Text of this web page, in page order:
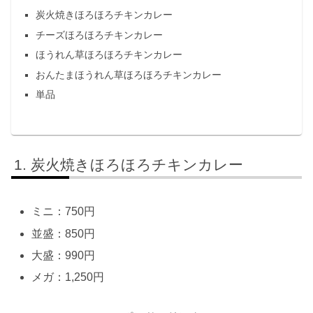
炭火焼きほろほろチキンカレー
チーズほろほろチキンカレー
ほうれん草ほろほろチキンカレー
おんたまほうれん草ほろほろチキンカレー
単品
炭火焼きほろほろチキンカレー
ミニ：750円
並盛：850円
大盛：990円
メガ：1,250円